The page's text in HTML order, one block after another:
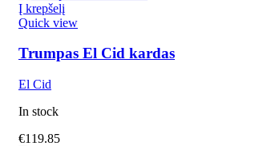
Į krepšelį
Quick view
Trumpas El Cid kardas
El Cid
In stock
€119.85